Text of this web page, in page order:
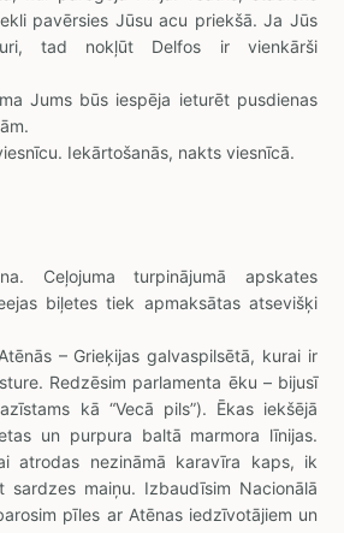
pavērsies Jūsu acu priekšā. Ja Jūs
tad nokļūt Delfos ir vienkārši
Jums būs iespēja ieturēt pusdienas
Iekārtošanās, nakts viesnīcā.
Ceļojuma turpinājumā apskates
biļetes tiek apmaksātas atsevišķi
– Grieķijas galvaspilsētā, kurai ir
Redzēsim parlamenta ēku – bijusī
kā “Vecā pils”). Ēkas iekšējā
un purpura baltā marmora līnijas.
atrodas nezināmā karavīra kaps, ik
maiņu. Izbaudīsim Nacionālā
pīles ar Atēnas iedzīvotājiem un